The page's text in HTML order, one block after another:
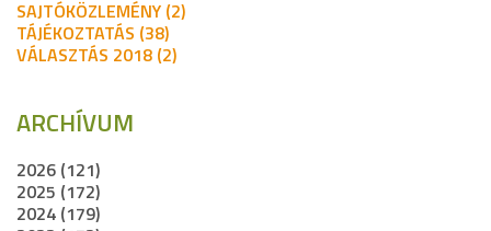
SAJTÓKÖZLEMÉNY (2)
TÁJÉKOZTATÁS (38)
VÁLASZTÁS 2018 (2)
ARCHÍVUM
2026 (121)
2025 (172)
2024 (179)